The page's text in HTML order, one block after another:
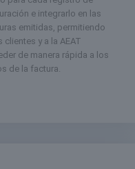
e integrarlo en las
emitidas, permitiendo
clientes y a la AEAT
de manera rápida a los
de la factura.